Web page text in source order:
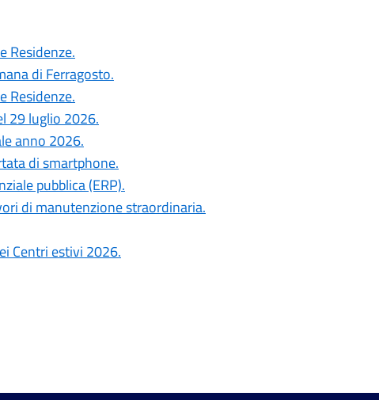
Residenze.
di Ferragosto.
Residenze.
29 luglio 2026.
anno 2026.
di smartphone.
pubblica (ERP).
di manutenzione straordinaria.
Centri estivi 2026.